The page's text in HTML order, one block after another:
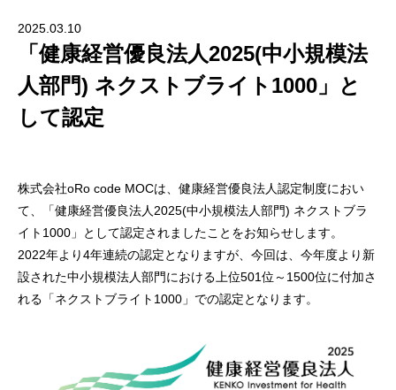
RECRUIT
NEWS
CONTACT
2025.03.10
「健康経営優良法人2025(中小規模法
人部門) ネクストブライト1000」と
して認定
株式会社oRo code MOCは、健康経営優良法人認定制度におい
て、「健康経営優良法人2025(中小規模法人部門) ネクストブラ
イト1000」として認定されましたことをお知らせします。
2022年より4年連続の認定となりますが、今回は、今年度より新
設された中小規模法人部門における上位501位～1500位に付加さ
れる「ネクストブライト1000」での認定となります。